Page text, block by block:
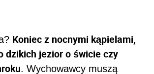
Koniec z nocnymi kąpielami,
dzikich jezior o świcie czy
. Wychowawcy muszą